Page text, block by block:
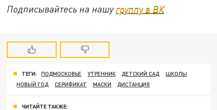
Подписывайтесь на нашу группу в ВК
ТЕГИ: ПОДМОСКОВЬЕ УТРЕННИК ДЕТСКИЙ САД
ШКОЛЫ
НОВЫЙ ГОД
СЕРИФИКАТ МАСКИ ДИСТАНЦИЯ
ЧИТАЙТЕ ТАКЖЕ: